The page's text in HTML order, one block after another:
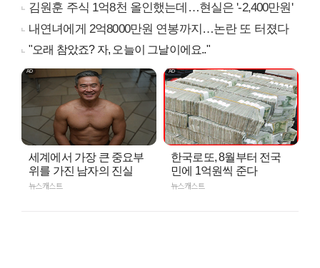
김원훈 주식 1억8천 올인했는데…현실은 '-2,400만원'
내연녀에게 2억8000만원 연봉까지…논란 또 터졌다
"오래 참았죠? 자, 오늘이 그날이에요.."
세계에서 가장 큰 중요부
위를 가진 남자의 진실
뉴스캐스트
한국로또, 8월부터 전국
민에 1억원씩 준다
뉴스캐스트